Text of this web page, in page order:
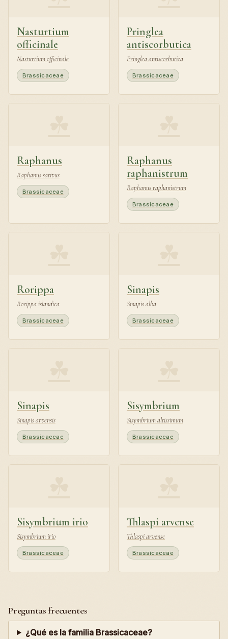
Nasturtium
officinale
Nasturtium officinale
Brassicaceae
Pringlea
antiscorbutica
Pringlea antiscorbutica
Brassicaceae
Raphanus
Raphanus sativus
Brassicaceae
Raphanus
raphanistrum
Raphanus raphanistrum
Brassicaceae
Rorippa
Rorippa islandica
Brassicaceae
Sinapis
Sinapis alba
Brassicaceae
Sinapis
Sinapis arvensis
Brassicaceae
Sisymbrium
Sisymbrium altissimum
Brassicaceae
Sisymbrium irio
Sisymbrium irio
Brassicaceae
Thlaspi arvense
Thlaspi arvense
Brassicaceae
Preguntas frecuentes
¿Qué es la familia Brassicaceae?